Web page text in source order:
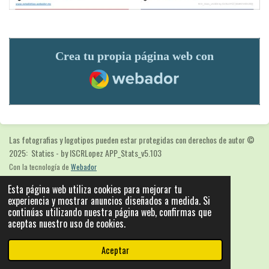
Esta página web utiliza cookies para mejorar tu
experiencia y mostrar anuncios diseñados a medida. Si
continúas utilizando nuestra página web, confirmas que
aceptas nuestro uso de cookies.
Aceptar
Crea tu propia página web con
Webador
Las fotografias y logotipos pueden estar protegidas con derechos de autor©
2025: Statics - by ISCRLopez APP_Stats_v5.103
Con la tecnología de Webador